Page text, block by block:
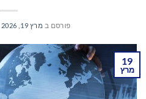
פורסם ב מרץ 19, 2026
19
מרץ